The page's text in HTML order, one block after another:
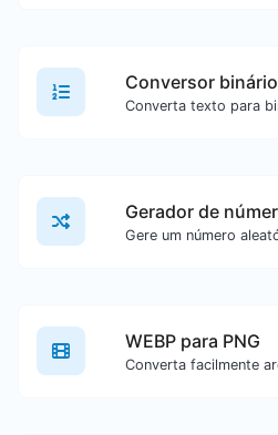
Conversor binário
WEBP para PNG